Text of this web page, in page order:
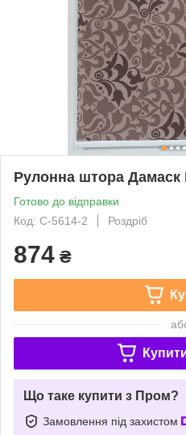
Рулонна штора Дамаск
Готово до відправки
Код: С-5614-2
Роздріб
874 ₴
Що таке купити з Пром?
Замовлення під захистом